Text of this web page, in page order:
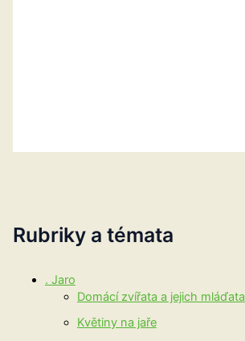
Rubriky a témata
. Jaro
Domácí zvířata a jejich mláďata
Květiny na jaře